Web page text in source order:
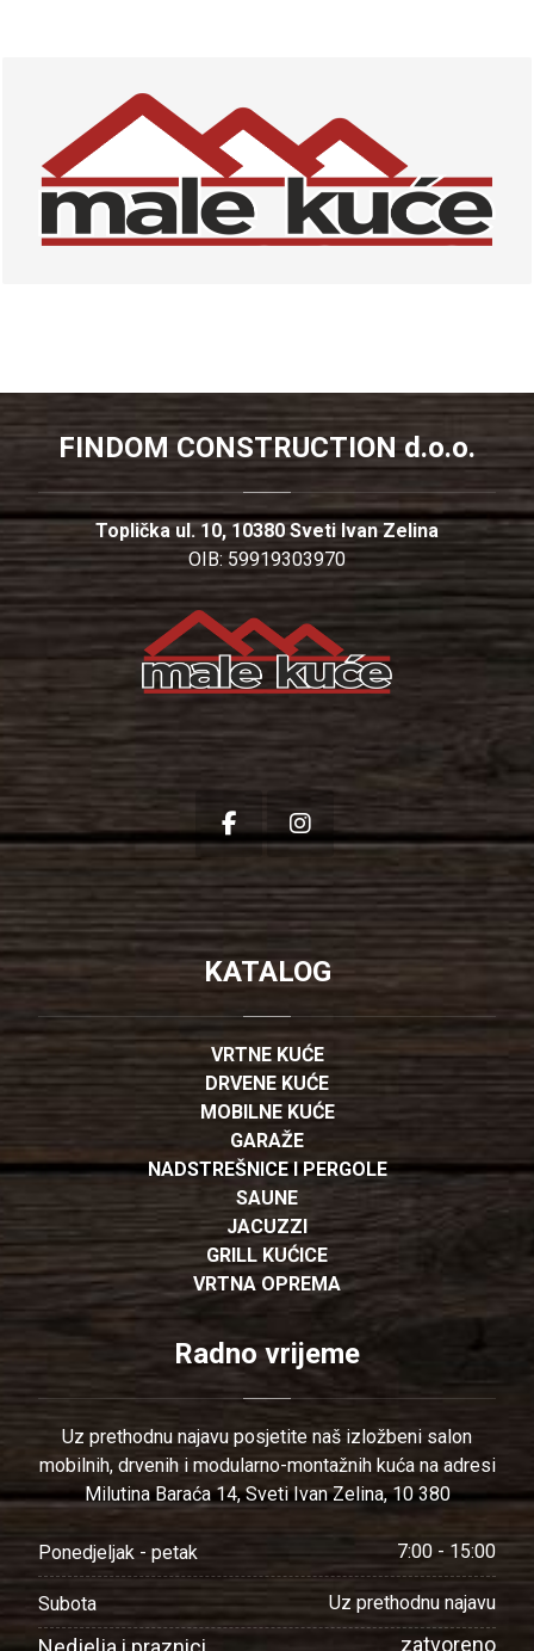
FINDOM CONSTRUCTION d.o.o.
Toplička ul. 10, 10380 Sveti Ivan Zelina
OIB: 59919303970
KATALOG
VRTNE KUĆE
DRVENE KUĆE
MOBILNE KUĆE
GARAŽE
NADSTREŠNICE I PERGOLE
SAUNE
JACUZZI
GRILL KUĆICE
VRTNA OPREMA
Radno vrijeme
Uz prethodnu najavu posjetite naš izložbeni salon
mobilnih, drvenih i modularno-montažnih kuća na adresi
Milutina Baraća 14, Sveti Ivan Zelina, 10 380
Ponedjeljak - petak 7:00 - 15:00
Subota Uz prethodnu najavu
zatvoreno